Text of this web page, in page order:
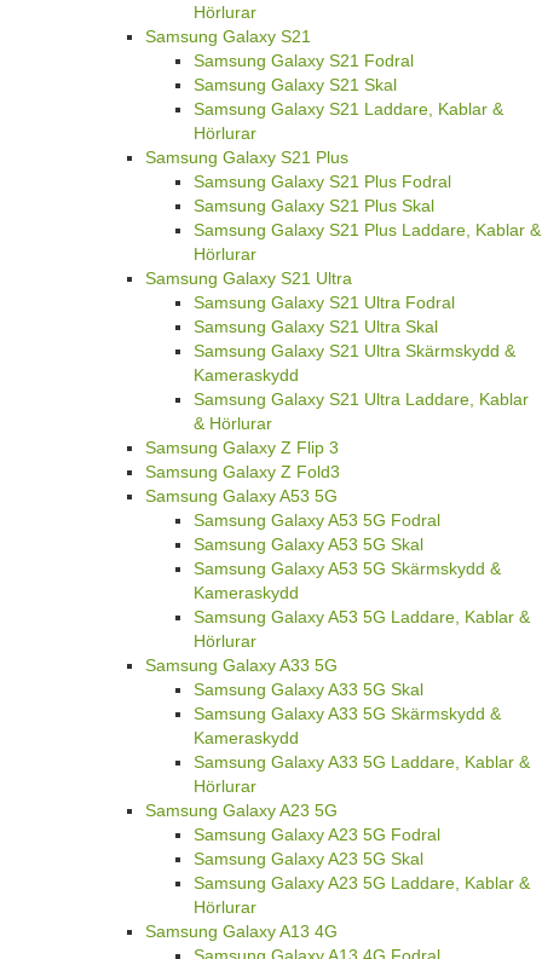
Hörlurar
Samsung Galaxy S21
Samsung Galaxy S21 Fodral
Samsung Galaxy S21 Skal
Samsung Galaxy S21 Laddare, Kablar &
Hörlurar
Samsung Galaxy S21 Plus
Samsung Galaxy S21 Plus Fodral
Samsung Galaxy S21 Plus Skal
Samsung Galaxy S21 Plus Laddare, Kablar &
Hörlurar
Samsung Galaxy S21 Ultra
Samsung Galaxy S21 Ultra Fodral
Samsung Galaxy S21 Ultra Skal
Samsung Galaxy S21 Ultra Skärmskydd &
Kameraskydd
Samsung Galaxy S21 Ultra Laddare, Kablar
& Hörlurar
Samsung Galaxy Z Flip 3
Samsung Galaxy Z Fold3
Samsung Galaxy A53 5G
Samsung Galaxy A53 5G Fodral
Samsung Galaxy A53 5G Skal
Samsung Galaxy A53 5G Skärmskydd &
Kameraskydd
Samsung Galaxy A53 5G Laddare, Kablar &
Hörlurar
Samsung Galaxy A33 5G
Samsung Galaxy A33 5G Skal
Samsung Galaxy A33 5G Skärmskydd &
Kameraskydd
Samsung Galaxy A33 5G Laddare, Kablar &
Hörlurar
Samsung Galaxy A23 5G
Samsung Galaxy A23 5G Fodral
Samsung Galaxy A23 5G Skal
Samsung Galaxy A23 5G Laddare, Kablar &
Hörlurar
Samsung Galaxy A13 4G
Samsung Galaxy A13 4G Fodral